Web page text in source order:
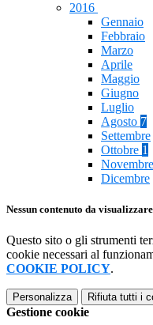
2016
Gennaio
Febbraio
Marzo
Aprile
Maggio
Giugno
Luglio
Agosto 7
Settembre
Ottobre 1
Novembre
Dicembre
Nessun contenuto da visualizzare
Questo sito o gli strumenti
cookie necessari al
COOKIE POLICY.
Personalizza Rifiuta tutti i
Gestione cookie